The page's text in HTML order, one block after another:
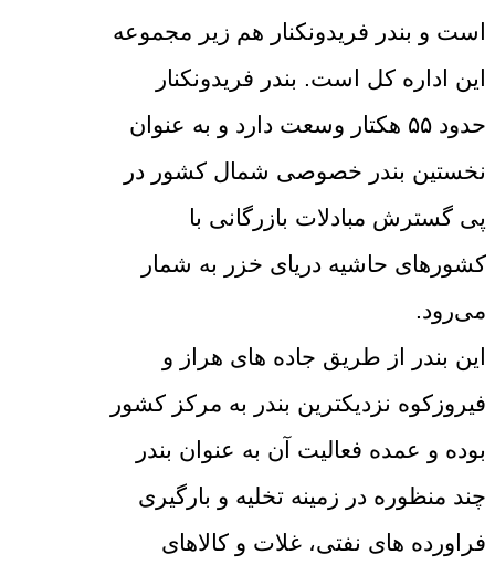
است و بندر فریدونکنار هم زیر مجموعه
این اداره کل است. بندر فریدونکنار
حدود ۵۵ هکتار وسعت دارد و به عنوان
نخستین بندر خصوصی شمال کشور در
پی گسترش مبادلات بازرگانی با
کشورهای حاشیه دریای خزر به شمار
می‌رود.
این بندر از طریق جاده های هراز و
فیروزکوه نزدیکترین بندر به مرکز کشور
بوده و عمده فعالیت آن به عنوان بندر
چند منظوره در زمینه تخلیه و بارگیری
فراورده های نفتی، غلات و کالاهای